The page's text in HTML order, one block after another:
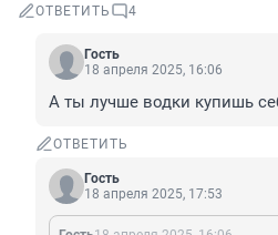
ОТВЕТИТЬ 4
Гость
18 апреля 2025, 16:06
А ты лучше водки купишь
ОТВЕТИТЬ
Гость
18 апреля 2025, 17:53